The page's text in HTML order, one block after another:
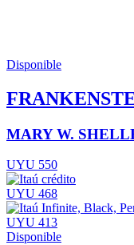
Disponible
MARY W.
UYU 550
UYU 468
UYU 413
Disponible